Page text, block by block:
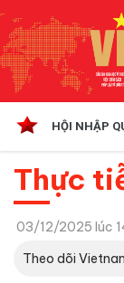
HỘI NHẬP
Thực
03/12/2025 lúc
Theo dõi